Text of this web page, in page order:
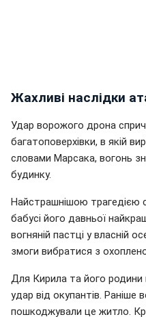
Жахливі наслідки
Удар ворожого дрона
багатоповерхівки, в якій
словами Марсака, вогонь
будинку.
Найстрашнішою трагедією
бабусі його давньої
вогняній пастці у власній
змоги вибратися з
Для Кирила та його
удар від окупантів. Раніше
пошкоджували це житло.